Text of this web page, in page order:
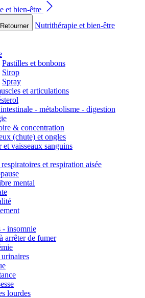
et bien-être
Retourner
Nutrithérapie et bien-être
Pastilles et bonbons
Sirop
Spray
et articulations
- métabolisme - digestion
& concentration
(chute) et ongles
et vaisseaux sanguins
et respiration aisée
mental
- insomnie
arrêter de fumer
lourdes